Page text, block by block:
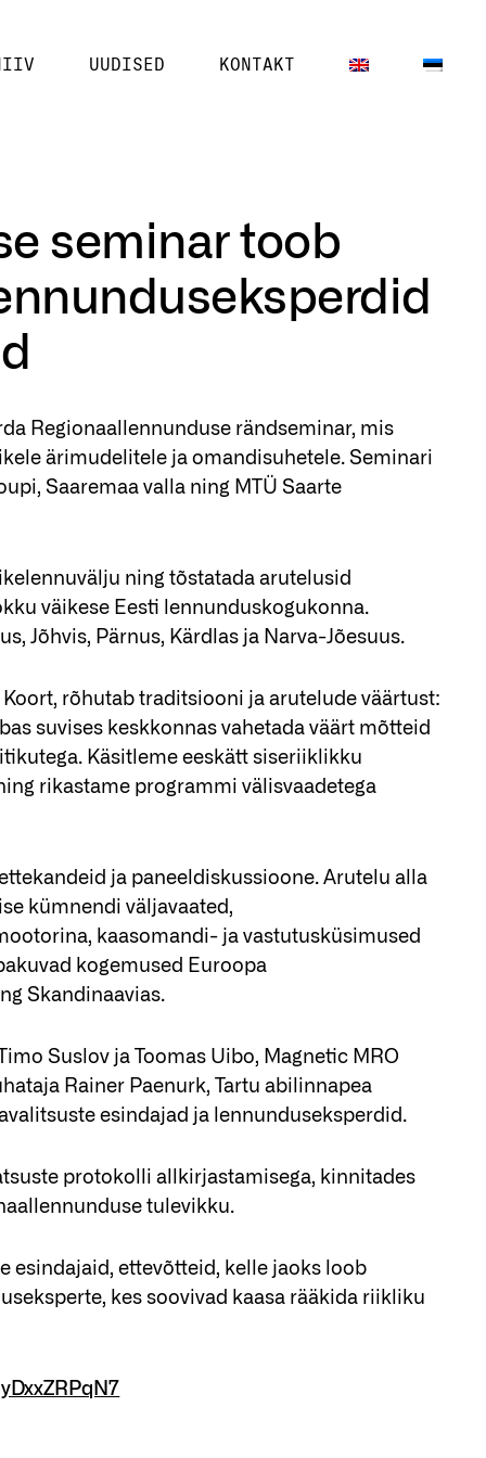
UUDISED KONTAKT
seminar toob
Regionaallennunduse rändseminar, mis
ärimudelitele ja omandisuhetele. Seminari
Saaremaa valla ning MTÜ Saarte
ning tõstatada arutelusid
väikese Eesti lennunduskogukonna.
Jõhvis, Pärnus, Kärdlas ja Narva-Jõesuus.
rõhutab traditsiooni ja arutelude väärtust:
suvises keskkonnas vahetada väärt mõtteid
Käsitleme eeskätt siseriiklikku
rikastame programmi välisvaadetega
ja paneeldiskussioone. Arutelu alla
kümnendi väljavaated,
kaasomandi- ja vastutusküsimused
kogemused Euroopa
Skandinaavias.
Suslov ja Toomas Uibo, Magnetic MRO
Rainer Paenurk, Tartu abilinnapea
esindajad ja lennunduseksperdid.
protokolli allkirjastamisega, kinnitades
tulevikku.
esindajaid, ettevõtteid, kelle jaoks loob
kes soovivad kaasa rääkida riikliku